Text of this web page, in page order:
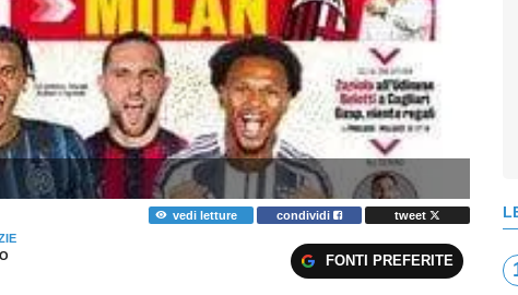
vedi letture condividi
tweet
FONTI PREFERITE